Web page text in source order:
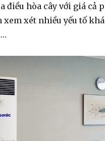
điều hòa cây với giá cả
xem xét nhiều yếu tố